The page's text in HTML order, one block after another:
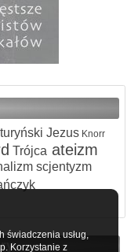
JezusKnorr
Trójca ateizm
scjentyzm
świadczenia usług,
Korzystanie z